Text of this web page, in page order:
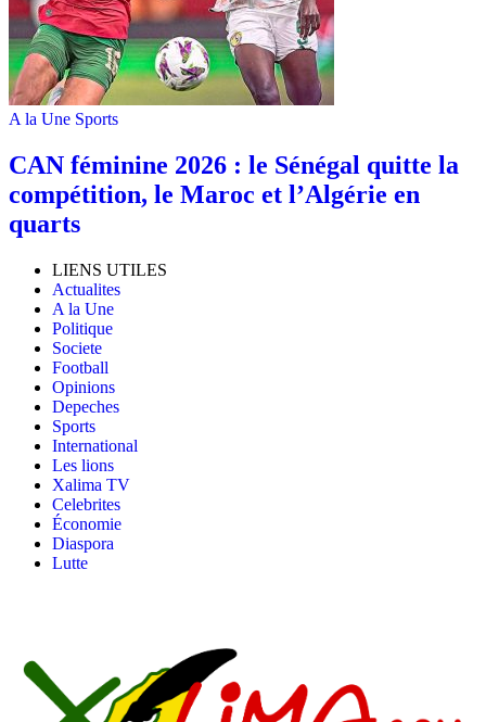
A la Une Sports
‎CAN féminine 2026 : le Sénégal quitte la
compétition, le Maroc et l’Algérie en
quarts
LIENS UTILES
Actualites
A la Une
Politique
Societe
Football
Opinions
Depeches
Sports
International
Les lions
Xalima TV
Celebrites
Économie
Diaspora
Lutte